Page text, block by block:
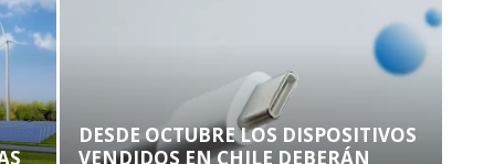
DESDE OCTUBRE LOS DISPOSITIVOS
VENDIDOS EN CHILE DEBERÁN